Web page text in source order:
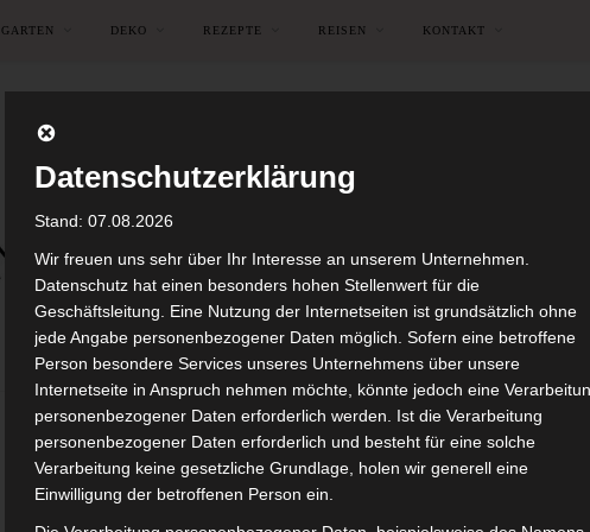
GARTEN DEKO REZEPTE REISEN KONTAKT
BÜRO DEKO DEKORATIONEN
Datenschutzerklärung
Stand: 07.08.2026
Wir freuen uns sehr über Ihr Interesse an unserem Unternehmen.
Datenschutz hat einen besonders hohen Stellenwert für die
Geschäftsleitung. Eine Nutzung der Internetseiten ist grundsätzlich ohne
jede Angabe personenbezogener Daten möglich. Sofern eine betroffene
Person besondere Services unseres Unternehmens über unsere
Internetseite in Anspruch nehmen möchte, könnte jedoch eine
personenbezogener Daten erforderlich werden. Ist die Verarbeitung
personenbezogener Daten erforderlich und besteht für eine solche
Verarbeitung keine gesetzliche Grundlage, holen wir generell eine
Einwilligung der betroffenen Person ein.